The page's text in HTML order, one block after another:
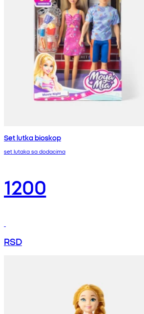
Set lutka bioskop
set lutaka sa dodacima
1200
RSD